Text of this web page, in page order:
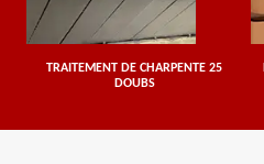
TRAITEMENT DE CHARPENTE 25
DOUBS